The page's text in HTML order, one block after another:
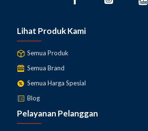
Lihat Produk Kami
Semua Produk
Semua Brand
Semua Harga Spesial
Blog
Pelayanan Pelanggan